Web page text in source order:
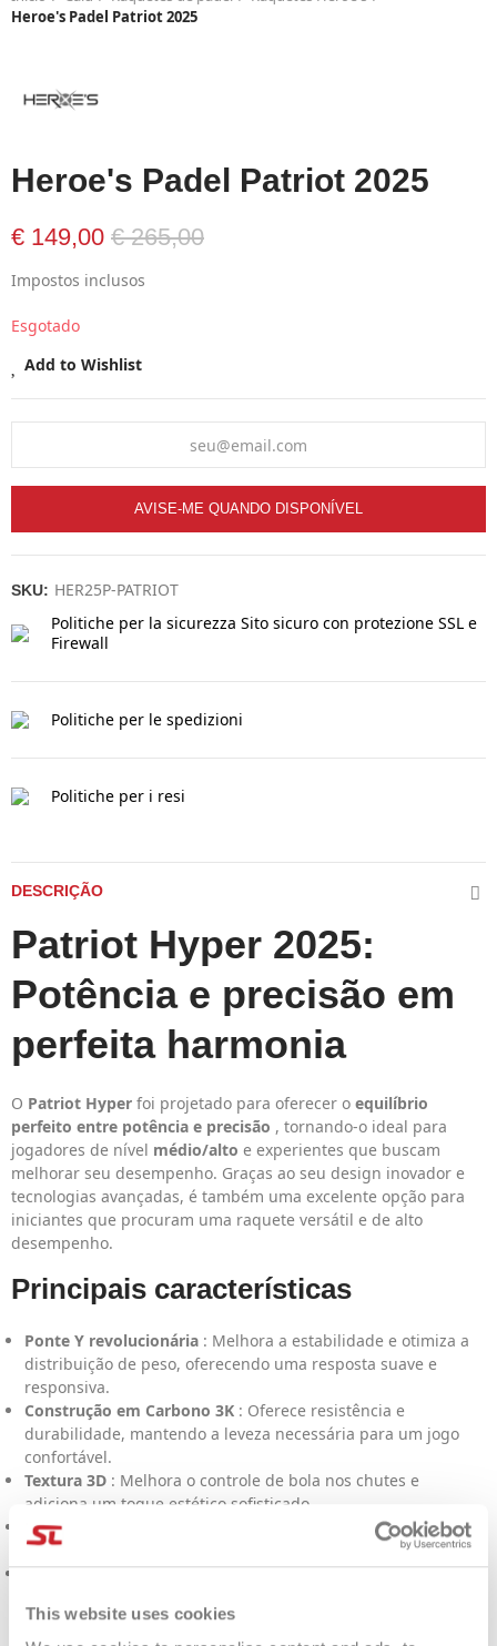
This website uses cookies
Heroe's Padel Patriot 2025
Heroe's Padel Patriot 2025
€ 149,00 € 265,00
Impostos inclusos
Esgotado
Add to Wishlist
AVISE-ME QUANDO DISPONÍVEL
SKU: HER25P-PATRIOT
Politiche per la sicurezza Sito sicuro con protezione SSL e
Firewall
Politiche per le spedizioni
Politiche per i resi
DESCRIÇÃO
Patriot Hyper 2025:
Potência e precisão em
perfeita harmonia
O Patriot Hyper foi projetado para oferecer o equilíbrio
perfeito entre potência e precisão , tornando-o ideal para
jogadores de nível médio/alto e experientes que buscam
melhorar seu desempenho. Graças ao seu design inovador e
tecnologias avançadas, é também uma excelente opção para
iniciantes que procuram uma raquete versátil e de alto
desempenho.
Principais características
Ponte Y revolucionária : Melhora a estabilidade e otimiza a
distribuição de peso, oferecendo uma resposta suave e
responsiva.
Construção em Carbono 3K : Oferece resistência e
durabilidade, mantendo a leveza necessária para um jogo
confortável.
Textura 3D : Melhora o controle de bola nos chutes e
adiciona um toque estético sofisticado.
Espuma Macia
: Oferece conforto e reduz vibrações, ideal
para sessões de jogo prolongadas.
Design Elegante: O preto tradicional é realçado com